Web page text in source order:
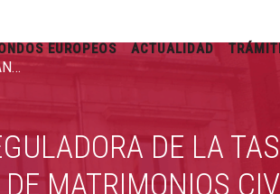
EUROPEOS ACTUALIDAD
ORDENANZA NÚMERO 225 ORDENANZA FISCAL REGULADORA DE LA TASA POR LA PRESTACIÓN DEL SERVICIO DE CELEBRACIÓN DE MATRIMONIOS CIVILES
DE LA
MATRIMONIOS